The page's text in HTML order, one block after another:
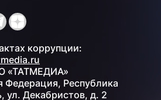
коррупции:
«ТАТМЕДИА»
Федерация, Республика
ул. Декабристов, д. 2